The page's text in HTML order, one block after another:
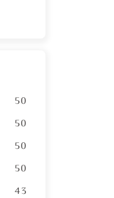
50
50
50
50
43